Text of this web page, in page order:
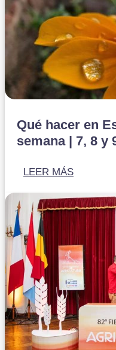
Qué hacer en
semana | 7, 8 y
LEER MÁS